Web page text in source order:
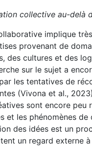
collective au-delà
implique
provenant de
des cultures et des
sur le sujet a
les tentatives de
(Vivona et al.,
sont encore
et les phénomènes de
des idées est un
un regard externe